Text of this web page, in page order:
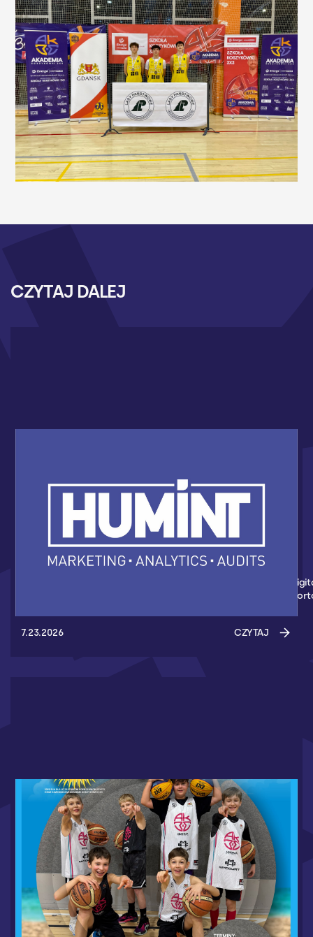
CZYTAJ DALEJ
HUMINT NOWYM PARTNEREM AKADEMII
KOSZYKÓWKI 3X3
Nowym partnerem Akademii Koszykówki 3x3 został Humint
Marketing - Agencja z Gdańska, która wspiera wydarzenia
7.23.2026 CZYTAJ
WAKACJE W MYCOURT 2026 - RUSZAMY Z
ZAPISAMI